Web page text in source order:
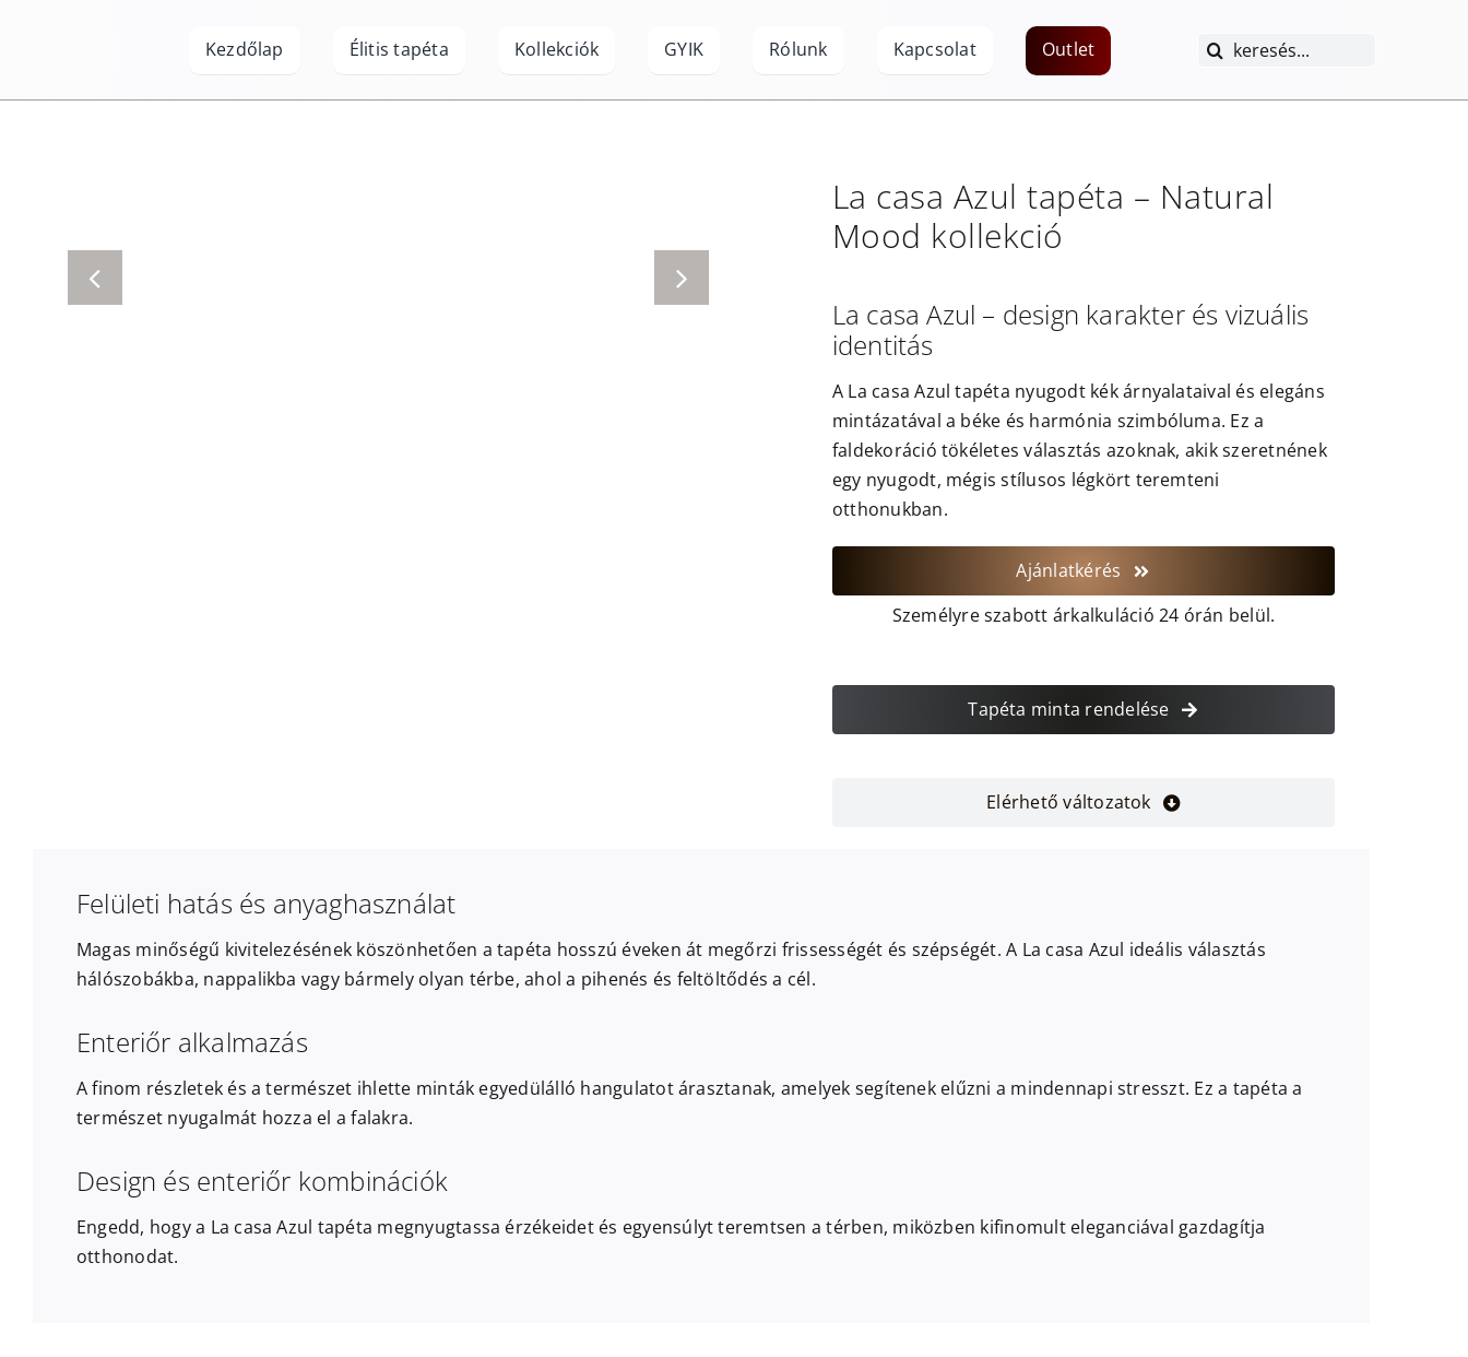
Kezdőlap
Élitis tapéta Kollekciók GYIK Rólunk Kapcsolat Outlet Keresés...
La casa Azul tapéta – Natural
Mood kollekció
La casa Azul – design karakter és vizuális
identitás
A La casa Azul tapéta nyugodt kék árnyalataival és elegáns
mintázatával a béke és harmónia szimbóluma. Ez a
faldekoráció tökéletes választás azoknak, akik szeretnének
egy nyugodt, mégis stílusos légkört teremteni
otthonukban.
Ajánlatkérés
Személyre szabott árkalkuláció 24 órán belül.
Tapéta minta rendelése
Elérhető változatok
Felületi hatás és anyaghasználat
Magas minőségű kivitelezésének köszönhetően a tapéta hosszú éveken át megőrzi frissességét és szépségét. A La casa Azul ideális választás
hálószobákba, nappalikba vagy bármely olyan térbe, ahol a pihenés és feltöltődés a cél.
Enteriőr alkalmazás
A finom részletek és a természet ihlette minták egyedülálló hangulatot árasztanak, amelyek segítenek elűzni a mindennapi stresszt. Ez a tapéta a
természet nyugalmát hozza el a falakra.
Design és enteriőr kombinációk
Engedd, hogy a La casa Azul tapéta megnyugtassa érzékeidet és egyensúlyt teremtsen a térben, miközben kifinomult eleganciával gazdagítja
otthonodat.